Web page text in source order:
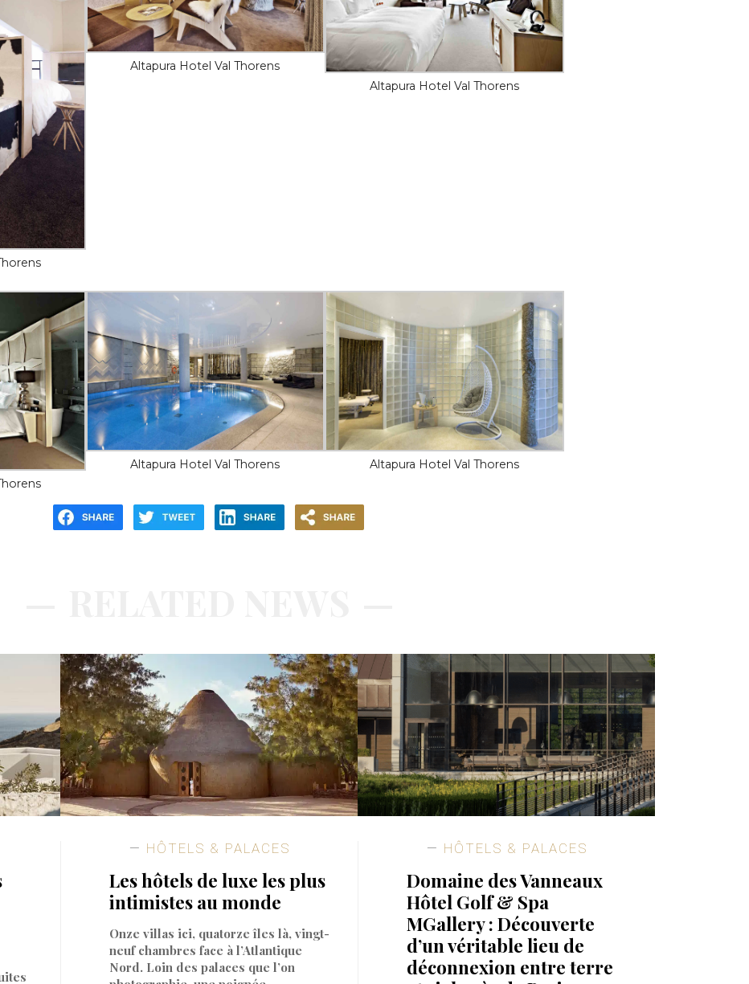
Altapura Hotel Val Thorens
Altapura Hotel Val Thorens
Altapura Hotel Val Thorens Altapura Hotel Val Thorens
HÔTELS & PALACES
Les hôtels de luxe les plus
intimistes au monde
Onze villas ici, quatorze îles là, vingt-
neuf chambres face à l’Atlantique
Nord. Loin des palaces que l’on
HÔTELS & PALACES
Domaine des Vanneaux
Hôtel Golf & Spa
MGallery : Découverte
d’un véritable lieu de
déconnexion entre terre